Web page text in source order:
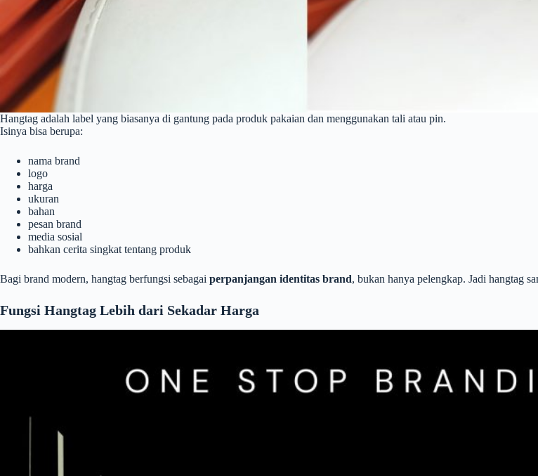
Hangtag adalah label yang biasanya di gantung pada produk pakaian dan menggunakan tali atau pin.
Isinya bisa berupa:
nama brand
logo
harga
ukuran
bahan
pesan brand
media sosial
bahkan cerita singkat tentang produk
Bagi brand modern, hangtag berfungsi sebagai perpanjangan identitas brand, bukan hanya pelengkap. Jadi hangtag
Fungsi Hangtag Lebih dari Sekadar Harga